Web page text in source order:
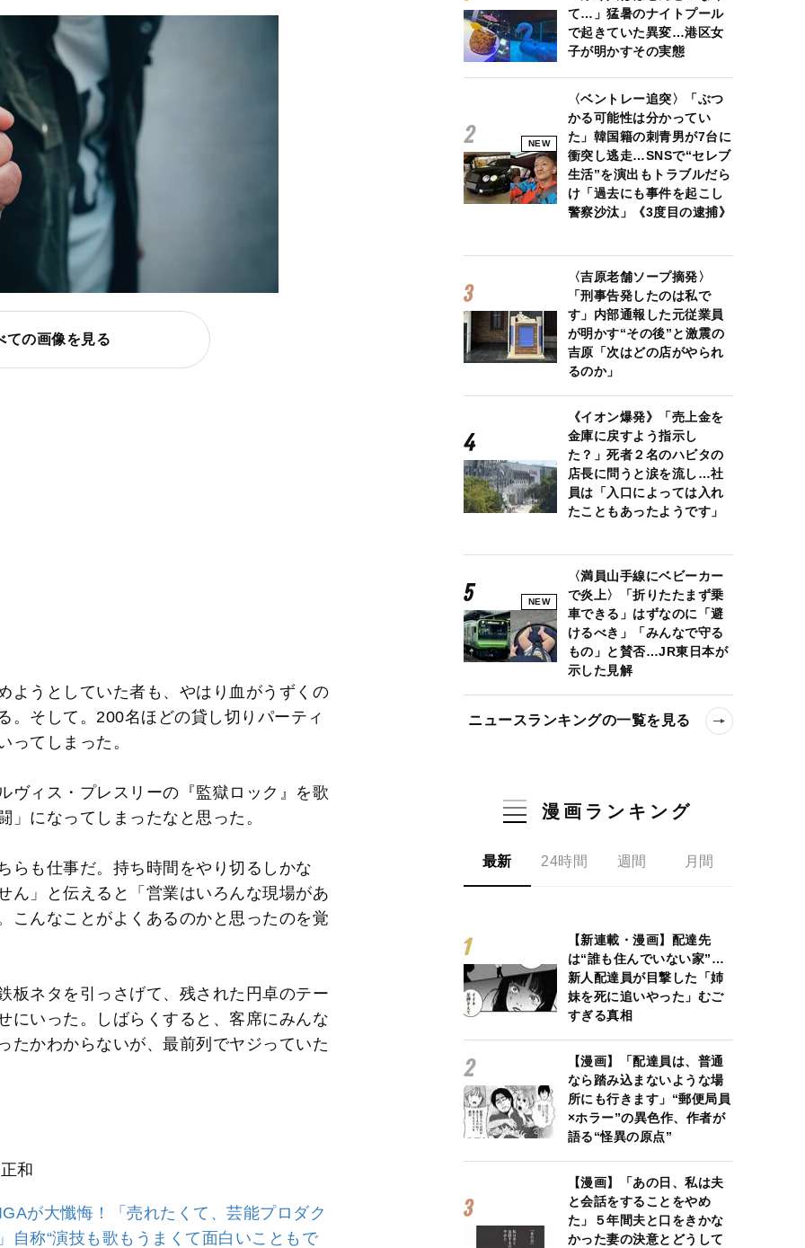
ての画像を見る
ようとしていた者も、やはり血がうずくの
。そして。200名ほどの貸し切りパーティ
ってしまった。
ヴィス・プレスリーの『監獄ロック』を歌
になってしまったなと思った。
らも仕事だ。持ち時間をやり切るしかな
ん」と伝えると「営業はいろんな現場があ
こんなことがよくあるのかと思ったのを覚
板ネタを引っさげて、残された円卓のテー
にいった。しばらくすると、客席にみんな
たかわからないが、最前列でヤジっていた
和
が大懺悔！「売れたくて、芸能プロダク
称“演技も歌もうまくて面白いこともで
て…」猛暑のナイトプール
で起きていた異変…港区女
子が明かすその実態
NEW
〈ベントレー追突〉「ぶつ
かる可能性は分かってい
た」韓国籍の刺青男が7台に
衝突し逃走…SNSで“セレブ
生活”を演出もトラブルだら
け「過去にも事件を起こし
警察沙汰」《3度目の逮捕》
〈吉原老舗ソープ摘発〉
「刑事告発したのは私で
す」内部通報した元従業員
が明かす“その後”と激震の
吉原「次はどの店がやられ
るのか」
《イオン爆発》「売上金を
金庫に戻すよう指示し
た？」死者２名のハビタの
店長に問うと涙を流し…社
員は「入口によっては入れ
たこともあったようです」
NEW
〈満員山手線にベビーカー
で炎上〉「折りたたまず乗
車できる」はずなのに「避
けるべき」「みんなで守る
もの」と賛否…JR東日本が
示した見解
ニュースランキングの一覧を見る
漫画ランキング
最新 24時間 週間 月間
【新連載・漫画】配達先
は“誰も住んでいない家”…
新人配達員が目撃した「姉
妹を死に追いやった」むご
すぎる真相
【漫画】「配達員は、普通
なら踏み込まないような場
所にも行きます」“郵便局員
×ホラー”の異色作、作者が
語る“怪異の原点”
【漫画】「あの日、私は夫
と会話をすることをやめ
た」５年間夫と口をきかな
かった妻の決意とどうして